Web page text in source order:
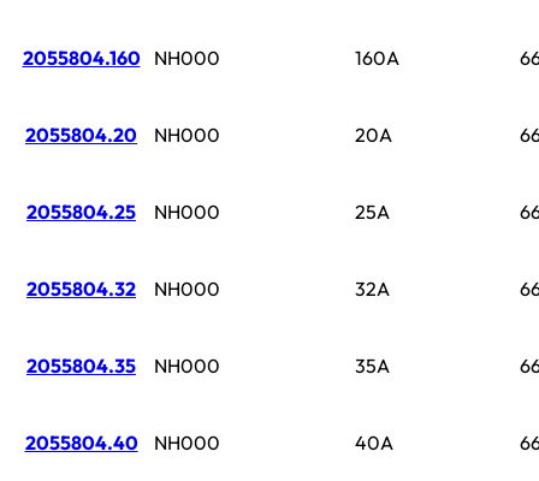
2055804.160 NH000 160A
2055804.20 NH000 20A
2055804.25 NH000 25A
2055804.32 NH000 32A
2055804.35 NH000 35A
2055804.40 NH000 40A